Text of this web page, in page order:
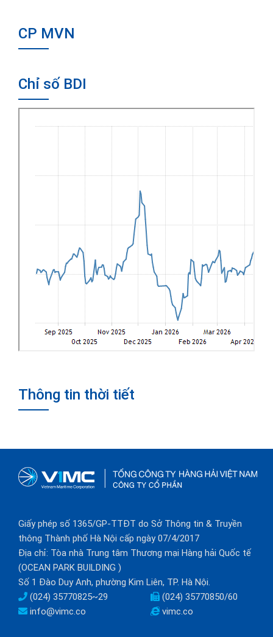
CP MVN
Chỉ số BDI
Thông tin thời tiết
Giấy phép số 1365/GP-TTĐT do Sở Thông tin & Truyền
thông Thành phố Hà Nội cấp ngày 07/4/2017
Địa chỉ: Tòa nhà Trung tâm Thương mại Hàng hải Quốc tế
(OCEAN PARK BUILDING )
Số 1 Đào Duy Anh, phường Kim Liên, TP. Hà Nội.
(024) 35770825~29
(024) 35770850/60
info@vimc.co
vimc.co